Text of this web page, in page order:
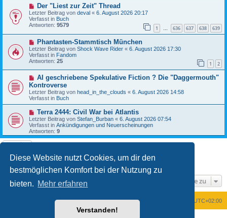
Diese Website nutzt Cookies, um dir den
bestmöglichen Komfort bei der Nutzung zu
bieten. Mehr erfahren
Verstanden!
i
t
r
g
N
e
u
e
r
B
e
i
t
r
g
Der "Liest zur Zeit" Thread
Letzter Beitrag von deval « 6. August 2026 20:17
Verfasst in Buch
Antworten: 9579 1 … 636 637 638 639
N
e
u
e
r
B
e
i
t
r
a
Phantasten-Stammtisch München
Letzter Beitrag von Shock Wave Rider « 6. August 2026 17:30
Verfasst in Fandom
Antworten: 25 1 2
N
e
u
e
r
B
i
t
r
a
g
AI geschriebene Spekulative Fiction ? Die "Daggermouth"
Kontroverse
Letzter Beitrag von head_in_the_clouds « 6. August 2026 14:58
Verfasst in Buch
N
e
u
e
r
B
t
r
a
Terra 2444: Civil War bei Atlantis
Letzter Beitrag von Stefan_Burban « 6. August 2026 07:54
Verfasst in Ankündigungen und Neuerscheinungen
Antworten: 9
Die Suche ergab 28 Treffer 1 2
Gehe zu
Foren-Übersicht UTC+02:00